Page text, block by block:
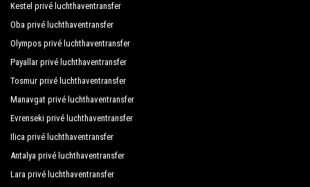
Diamond Hill Resort Hotel
Dim Suit Hotel
Dolphin Suite Hotel
Eftalia Aytur Hotel
Eliz Beach Hotel
Elysee Beach Hotel
Elysee Garden Family Hotel
Kestel privé luchthaventransfer
Oba privé luchthaventransfer
Olympos privé luchthaventransfer
Payallar privé luchthaventransfer
Tosmur privé luchthaventransfer
Manavgat privé luchthaventransfer
Evrenseki privé luchthaventransfer
Ilica privé luchthaventransfer
Antalya privé luchthaventransfer
Lara privé luchthaventransfer